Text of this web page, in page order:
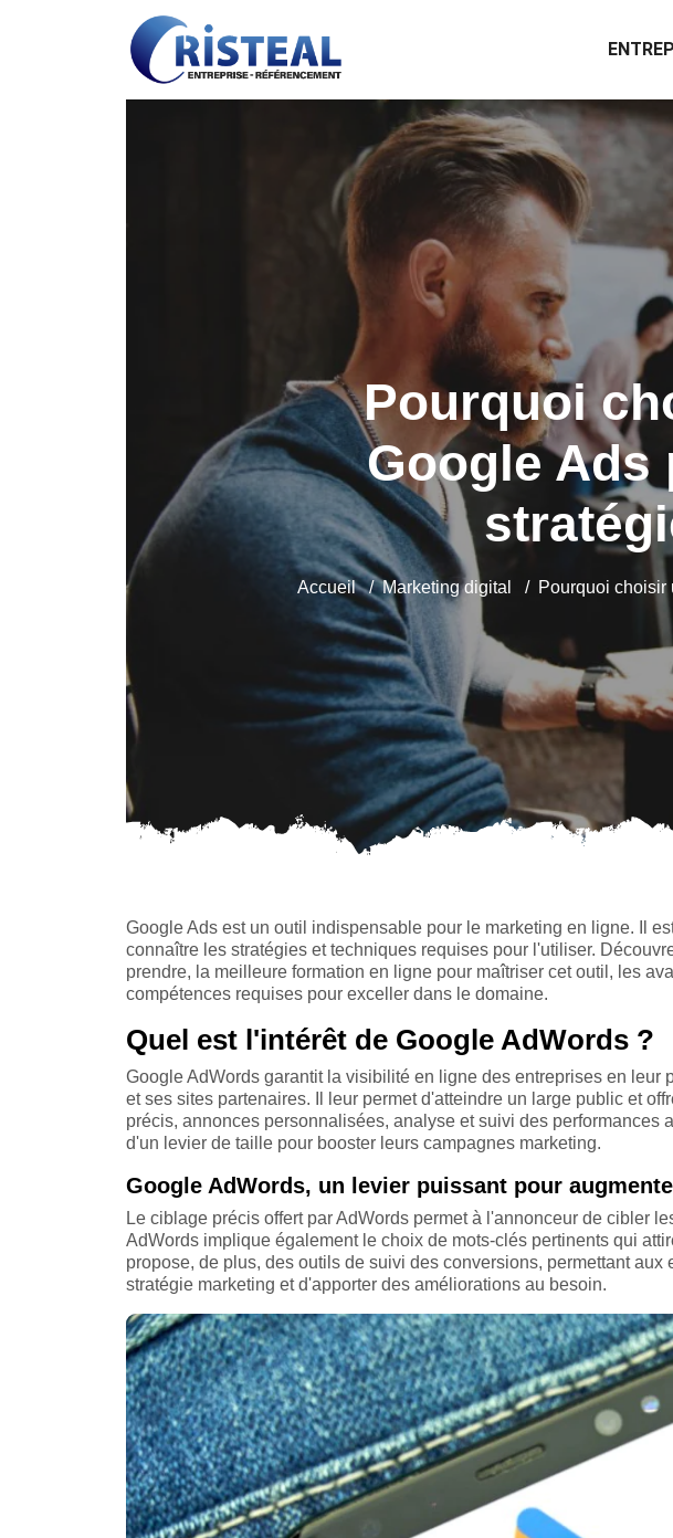
Pourquoi
Google Ads
Accueil Marketing digital Pourquoi choisir
Google Ads est un outil indispensable pour le marketing en ligne. Il
connaître les stratégies et techniques requises pour l'utiliser.
prendre, la meilleure formation en ligne pour maîtriser cet outil, les
compétences requises pour exceller dans le domaine.
Quel est l'intérêt de Google AdWords ?
Google AdWords garantit la visibilité en ligne des entreprises en leur
et ses sites partenaires. Il leur permet d'atteindre un large public et
précis, annonces personnalisées, analyse et suivi des
d'un levier de taille pour booster leurs campagnes marketing.
Google AdWords, un levier puissant pour
Le ciblage précis offert par AdWords permet à l'annonceur de cibler
AdWords implique également le choix de mots-clés pertinents qui
propose, de plus, des outils de suivi des conversions, permettant
stratégie marketing et d'apporter des améliorations au besoin.